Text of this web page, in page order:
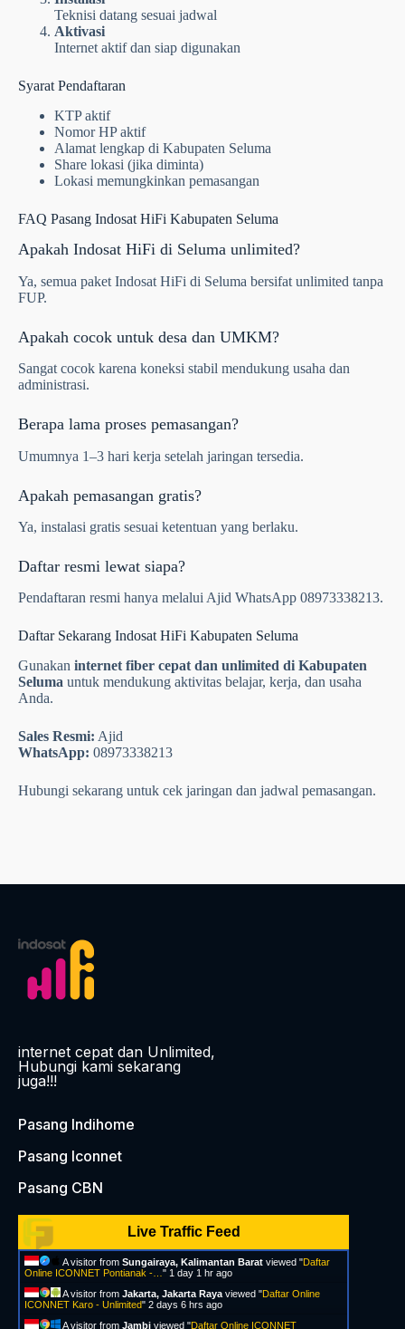
Teknisi datang sesuai jadwal
Aktivasi
Internet aktif dan siap digunakan
Syarat Pendaftaran
KTP aktif
Nomor HP aktif
Alamat lengkap di Kabupaten Seluma
Share lokasi (jika diminta)
Lokasi memungkinkan pemasangan
FAQ Pasang Indosat HiFi Kabupaten Seluma
Apakah Indosat HiFi di Seluma unlimited?
Ya, semua paket Indosat HiFi di Seluma bersifat unlimited tanpa
FUP.
Apakah cocok untuk desa dan UMKM?
Sangat cocok karena koneksi stabil mendukung usaha dan
administrasi.
Berapa lama proses pemasangan?
Umumnya 1–3 hari kerja setelah jaringan tersedia.
Apakah pemasangan gratis?
Ya, instalasi gratis sesuai ketentuan yang berlaku.
Daftar resmi lewat siapa?
Pendaftaran resmi hanya melalui Ajid WhatsApp 08973338213.
Daftar Sekarang Indosat HiFi Kabupaten Seluma
Gunakan internet fiber cepat dan unlimited di Kabupaten
Seluma untuk mendukung aktivitas belajar, kerja, dan usaha
Anda.
Sales Resmi: Ajid
WhatsApp: 08973338213
Hubungi sekarang untuk cek jaringan dan jadwal pemasangan.
internet cepat dan Unlimited,
Hubungi kami sekarang
juga!!!
Pasang Indihome
Pasang Iconnet
Pasang CBN
Live Traffic Feed
A visitor from Sungairaya, Kalimantan Barat viewed "Daftar
Online ICONNET Pontianak -… " 1 day 1 hr ago
A visitor from Jakarta, Jakarta Raya viewed "Daftar Online
ICONNET Karo - Unlimited" 2 days 6 hrs ago
A visitor from Jambi viewed "Daftar Online ICONNET